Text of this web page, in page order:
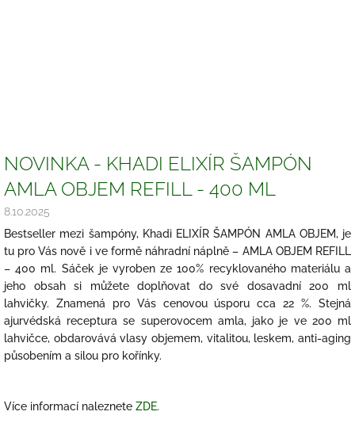
NOVINKA - KHADI ELIXÍR ŠAMPÓN
AMLA OBJEM REFILL - 400 ML
8.10.2025
Bestseller mezi šampóny, Khadi ELIXÍR ŠAMPÓN AMLA OBJEM, je
tu pro Vás nově i ve formě náhradní náplně – AMLA OBJEM REFILL
– 400 ml. Sáček je vyroben ze 100% recyklovaného materiálu a
jeho obsah si můžete doplňovat do své dosavadní 200 ml
lahvičky. Znamená pro Vás cenovou úsporu cca 22 %. Stejná
ajurvédská receptura se superovocem amla, jako je ve 200 ml
lahvičce, obdarovává vlasy objemem, vitalitou, leskem, anti-aging
působením a silou pro kořínky.
Více informací naleznete ZDE.